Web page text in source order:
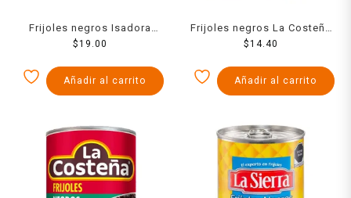
Frijoles negros Isadora
refritos en bolsa 430 g
$19.00
Añadir al carrito
Frijoles negros La Costeña
enteros en bolsa 460 g
$14.40
Añadir al carrito